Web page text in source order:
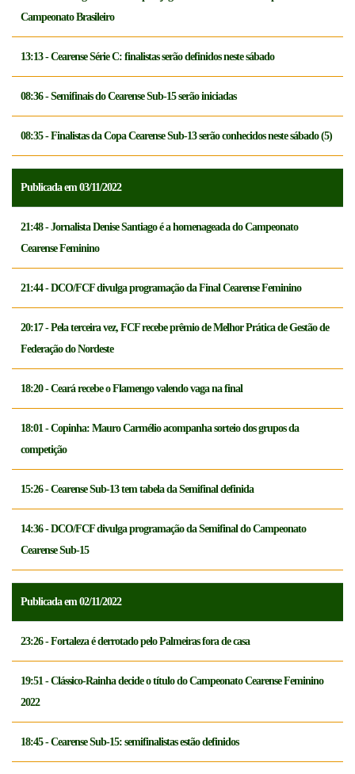
Campeonato Brasileiro
13:13 - Cearense Série C: finalistas serão definidos neste sábado
08:36 - Semifinais do Cearense Sub-15 serão iniciadas
08:35 - Finalistas da Copa Cearense Sub-13 serão conhecidos neste sábado (5)
Publicada em 03/11/2022
21:48 - Jornalista Denise Santiago é a homenageada do Campeonato
Cearense Feminino
21:44 - DCO/FCF divulga programação da Final Cearense Feminino
20:17 - Pela terceira vez, FCF recebe prêmio de Melhor Prática de Gestão de
Federação do Nordeste
18:20 - Ceará recebe o Flamengo valendo vaga na final
18:01 - Copinha: Mauro Carmélio acompanha sorteio dos grupos da
competição
15:26 - Cearense Sub-13 tem tabela da Semifinal definida
14:36 - DCO/FCF divulga programação da Semifinal do Campeonato
Cearense Sub-15
Publicada em 02/11/2022
23:26 - Fortaleza é derrotado pelo Palmeiras fora de casa
19:51 - Clássico-Rainha decide o título do Campeonato Cearense Feminino
2022
18:45 - Cearense Sub-15: semifinalistas estão definidos